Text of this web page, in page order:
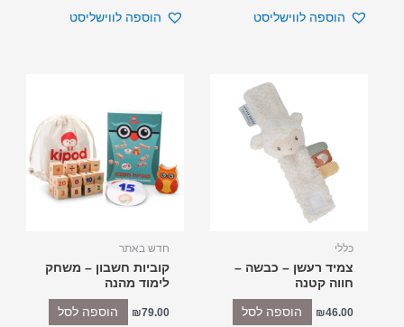
הוספה לווישליסט הוספה לווישליסט
כללי
צמיד רעשן – כבשה –
חווה קטנה
₪46.00 הוספה לסל
חדש באתר
קוביות חשבון – משחק
לימוד מהנה
₪79.00 הוספה לסל